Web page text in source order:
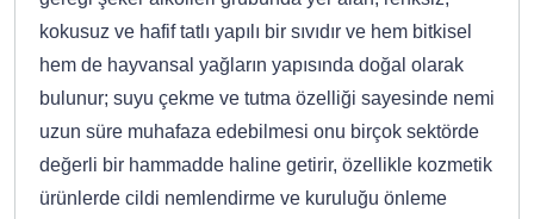
kokusuz ve hafif tatlı yapılı bir sıvıdır ve hem bitkisel
hem de hayvansal yağların yapısında doğal olarak
bulunur; suyu çekme ve tutma özelliği sayesinde nemi
uzun süre muhafaza edebilmesi onu birçok sektörde
değerli bir hammadde haline getirir, özellikle kozmetik
ürünlerde cildi nemlendirme ve kuruluğu önleme